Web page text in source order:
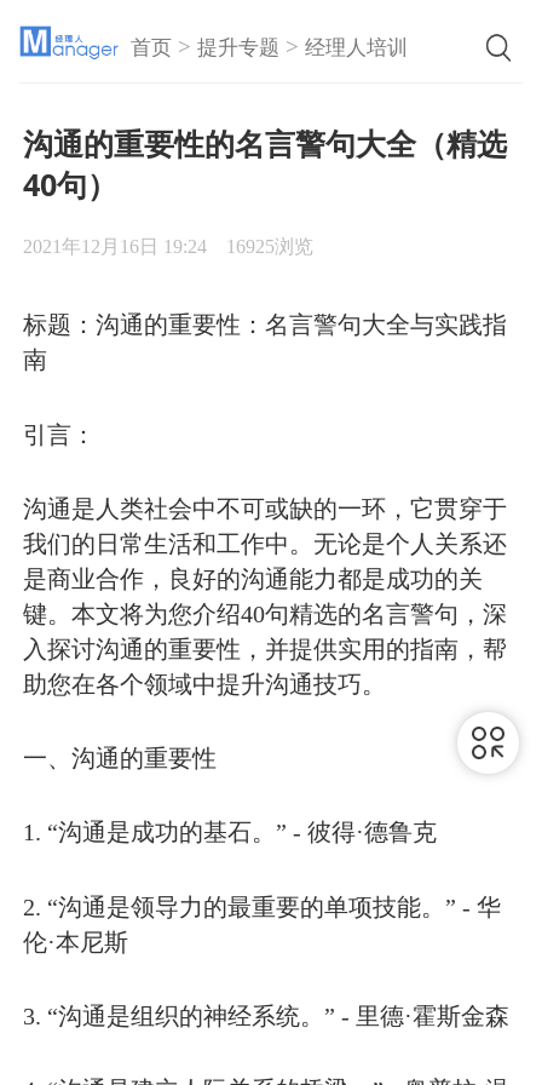
首页 >提升专题 >经理人培训
沟通的重要性的名言警句大全（精选
40句）
2021年12月16日 19:24 16925浏览
标题：沟通的重要性：名言警句大全与实践指
南
引言：
沟通是人类社会中不可或缺的一环，它贯穿于
我们的日常生活和工作中。无论是个人关系还
是商业合作，良好的沟通能力都是成功的关
键。本文将为您介绍40句精选的名言警句，深
入探讨沟通的重要性，并提供实用的指南，帮
助您在各个领域中提升沟通技巧。
一、沟通的重要性
1. “沟通是成功的基石。” - 彼得·德鲁克
2. “沟通是领导力的最重要的单项技能。” - 华
伦·本尼斯
3. “沟通是组织的神经系统。” - 里德·霍斯金森